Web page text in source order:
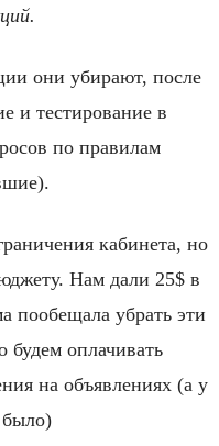
они убирают, после
и тестирование в
по правилам
кабинета, но
Нам дали 25$ в
пообещала убрать эти
будем оплачивать
на объявлениях (а у
было)